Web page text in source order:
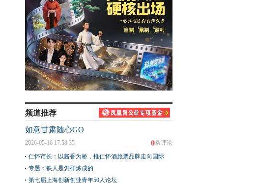
频道推荐
如意甘肃随心GO
0条评论
2026-05-16 17:58:35
仁怀市长：以酱香为桥，推仁怀酒旅票品牌走向国际
专题：铁人是怎样炼成的
第七届上海创新创业青年50人论坛